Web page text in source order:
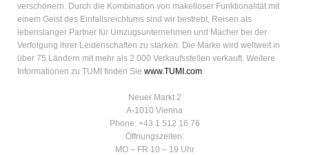
verschönern. Durch die Kombination von makelloser Funktionalität mit
einem Geist des Einfallsreichtums sind wir bestrebt, Reisen als
lebenslanger Partner für Umzugsunternehmen und Macher bei der
Verfolgung ihrer Leidenschaften zu stärken. Die Marke wird weltweit in
über 75 Ländern mit mehr als 2.000 Verkaufsstellen verkauft. Weitere
Informationen zu TUMI finden Sie www.TUMI.com
Neuer Markt 2
A-1010 Vienna
Phone: +43 1 512 16 76
Öffnungszeiten:
MO – FR 10 – 19 Uhr